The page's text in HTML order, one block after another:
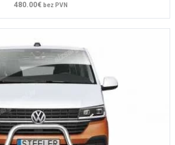
480.00€ bez PVN